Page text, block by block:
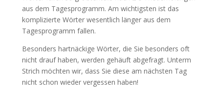
aus dem Tagesprogramm. Am wichtigsten ist das
komplizierte Wörter wesentlich länger aus dem
Tagesprogramm fallen.
Besonders hartnäckige Wörter, die Sie besonders oft
nicht drauf haben, werden gehäuft abgefragt. Unterm
Strich möchten wir, dass Sie diese am nächsten Tag
nicht schon wieder vergessen haben!